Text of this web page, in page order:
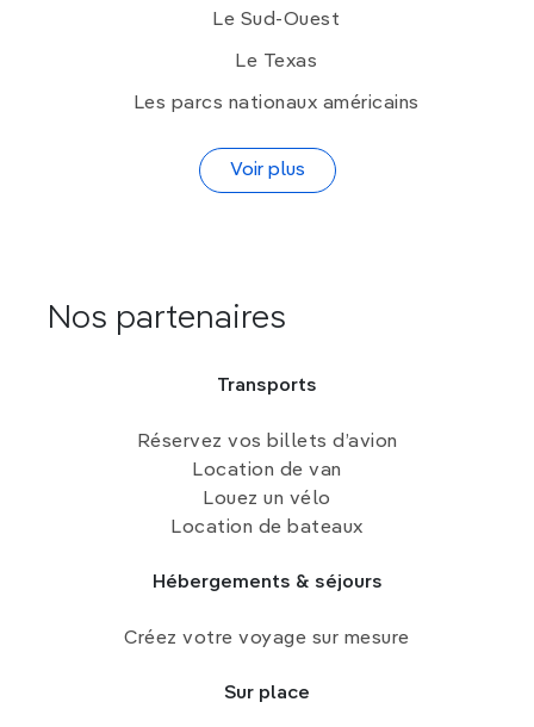
Le Sud-Ouest
Le Texas
Les parcs nationaux américains
Voir plus
Nos partenaires
Transports
Réservez vos billets d’avion
Location de van
Louez un vélo
Location de bateaux
Hébergements & séjours
Créez votre voyage sur mesure
Sur place